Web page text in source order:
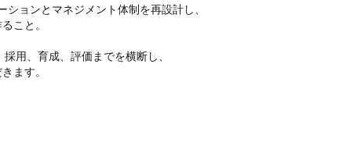
ョンとマネジメント体制を再設計し、
こと。
用、育成、評価までを横断し、
ます。